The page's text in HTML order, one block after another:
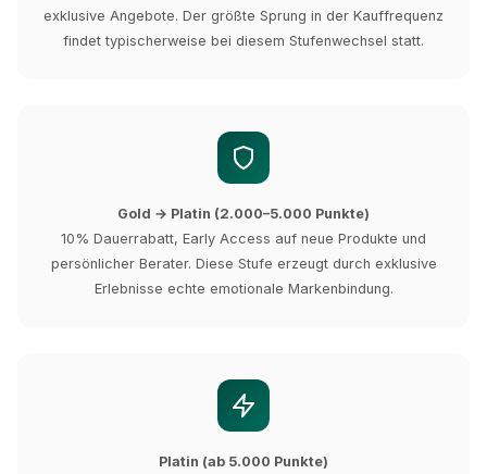
exklusive Angebote. Der größte Sprung in der Kauffrequenz
findet typischerweise bei diesem Stufenwechsel statt.
Gold → Platin (2.000–5.000 Punkte)
10% Dauerrabatt, Early Access auf neue Produkte und
persönlicher Berater. Diese Stufe erzeugt durch exklusive
Erlebnisse echte emotionale Markenbindung.
Platin (ab 5.000 Punkte)